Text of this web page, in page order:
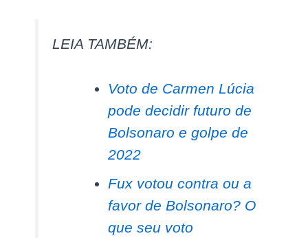
LEIA TAMBÉM:
Voto de Carmen Lúcia
pode decidir futuro de
Bolsonaro e golpe de
2022
Fux votou contra ou a
favor de Bolsonaro? O
que seu voto